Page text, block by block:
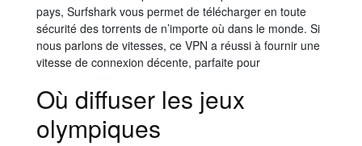
pays, Surfshark vous permet de télécharger en toute
sécurité des torrents de n’importe où dans le monde. Si
nous parlons de vitesses, ce VPN a réussi à fournir une
vitesse de connexion décente, parfaite pour
Où diffuser les jeux
olympiques